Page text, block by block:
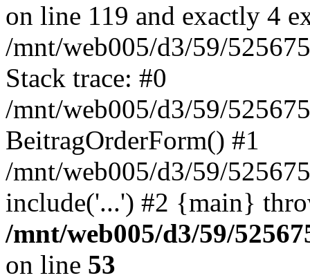
on line 119 and exactly 4
/mnt/web005/d3/59/
Stack trace: #0
/mnt/web005/d3/59/
BeitragOrderForm() #1
/mnt/web005/d3/59/
include('...') #2 {main}
/mnt/web005/d3/59/
on line 53